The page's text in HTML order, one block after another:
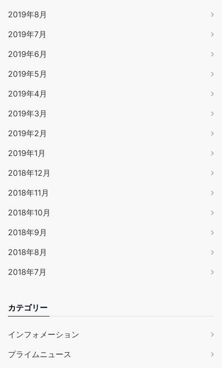
2019年8月
2019年7月
2019年6月
2019年5月
2019年4月
2019年3月
2019年2月
2019年1月
2018年12月
2018年11月
2018年10月
2018年9月
2018年8月
2018年7月
カテゴリー
インフォメーション
プライムニュース